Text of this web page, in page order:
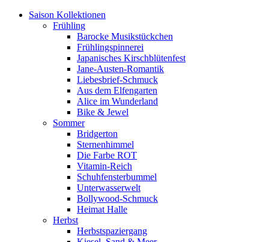
Saison Kollektionen
Frühling
Barocke Musikstückchen
Frühlingspinnerei
Japanisches Kirschblütenfest
Jane-Austen-Romantik
Liebesbrief-Schmuck
Aus dem Elfengarten
Alice im Wunderland
Bike & Jewel
Sommer
Bridgerton
Sternenhimmel
Die Farbe ROT
Vitamin-Reich
Schuhfensterbummel
Unterwasserwelt
Bollywood-Schmuck
Heimat Halle
Herbst
Herbstspaziergang